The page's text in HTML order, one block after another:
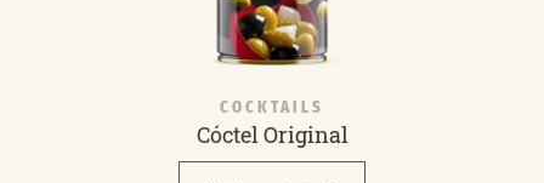
COCKTAILS
Cóctel Original